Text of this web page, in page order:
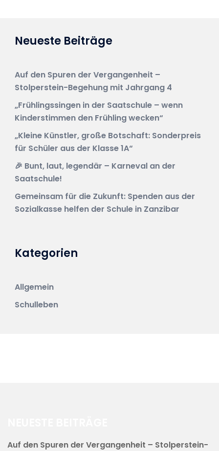
Neueste Beiträge
Auf den Spuren der Vergangenheit –
Stolperstein-Begehung mit Jahrgang 4
„Frühlingssingen in der Saatschule – wenn
Kinderstimmen den Frühling wecken“
„Kleine Künstler, große Botschaft: Sonderpreis
für Schüler aus der Klasse 1A“
🎉 Bunt, laut, legendär – Karneval an der
Saatschule!
Gemeinsam für die Zukunft: Spenden aus der
Sozialkasse helfen der Schule in Zanzibar
Kategorien
Allgemein
Schulleben
Auf den Spuren der Vergangenheit – Stolperstein-